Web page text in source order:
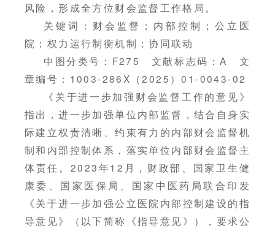
风险，形成全方位财会监督工作格局。
关键词：财会监督；内部控制；公立医
院；权力运行制衡机制；协同联动
中图分类号：F275 文献标志码：A 文
章编号：1003-286X（2025）01-0043-02
《关于进一步加强财会监督工作的意见》
指出，进一步加强单位内部监督，结合自身实
际建立权责清晰、约束有力的内部财会监督机
制和内部控制体系，落实单位内部财会监督主
体责任。2023年12月，财政部、国家卫生健
康委、国家医保局、国家中医药局联合印发
《关于进一步加强公立医院内部控制建设的指
导意见》（以下简称《指导意见》），要求公